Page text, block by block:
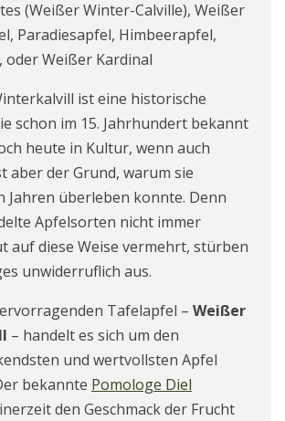
(Weißer Winter-Calville), Weißer
Paradiesapfel, Himbeerapfel,
Weißer Kardinal
ist eine historische
schon im 15. Jahrhundert bekannt
heute in Kultur, wenn auch
aber der Grund, warum sie
Jahren überleben konnte. Denn
Apfelsorten nicht immer
auf diese Weise vermehrt, stürben
unwiderruflich aus.
Tafelapfel – Weißer
– handelt es sich um den
und wertvollsten Apfel
bekannte Pomologe Diel
den Geschmack der Frucht